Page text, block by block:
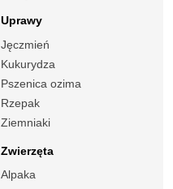
Uprawy
Jęczmień
Kukurydza
Pszenica ozima
Rzepak
Ziemniaki
Zwierzęta
Alpaka